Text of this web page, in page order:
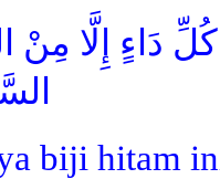
دَاءٍ إِلَّا مِنْ
biji hitam